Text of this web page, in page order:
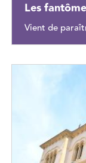
Les
Vient de